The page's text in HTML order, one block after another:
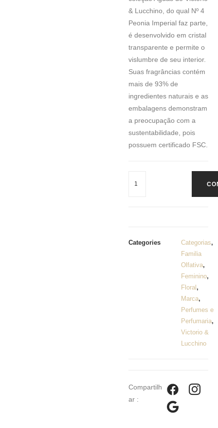
& Lucchino, do qual Nº 4
Peonia Imperial faz parte,
é desenvolvido em cristal
transparente e permite o
vislumbre de seu interior.
Suas fragrâncias contém
mais de 93% de
ingredientes naturais e as
embalagens demonstram
a preocupação com a
sustentabilidade, pois
possuem certificado FSC.
Categories Categorias,
Familia
Olfativa,
Feminino,
Floral ,
Marca,
Perfumes e
Perfumaria,
Victorio &
Lucchino
Compartilh
ar :